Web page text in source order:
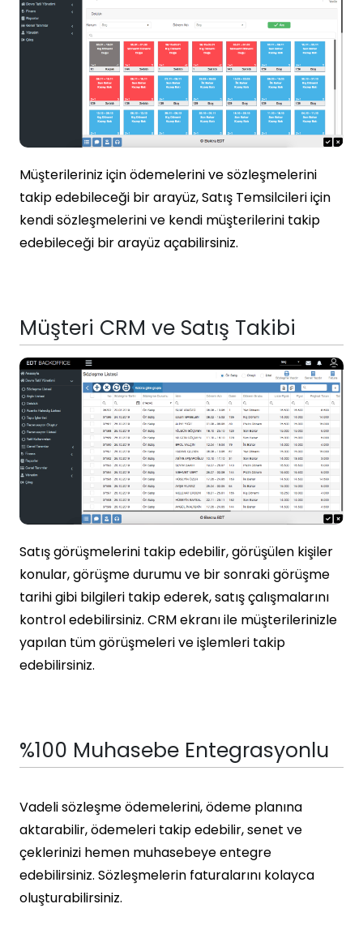
Müşterileriniz için ödemelerini ve sözleşmelerini
takip edebileceği bir arayüz, Satış Temsilcileri için
kendi sözleşmelerini ve kendi müşterilerini takip
edebileceği bir arayüz açabilirsiniz.
Müşteri CRM ve Satış Takibi
Satış görüşmelerini takip edebilir, görüşülen kişiler
konular, görüşme durumu ve bir sonraki görüşme
tarihi gibi bilgileri takip ederek, satış çalışmalarını
kontrol edebilirsiniz. CRM ekranı ile müşterilerinizle
yapılan tüm görüşmeleri ve işlemleri takip
edebilirsiniz.
%100 Muhasebe Entegrasyonlu
Vadeli sözleşme ödemelerini, ödeme planına
aktarabilir, ödemeleri takip edebilir, senet ve
çeklerinizi hemen muhasebeye entegre
edebilirsiniz. Sözleşmelerin faturalarını kolayca
oluşturabilirsiniz.